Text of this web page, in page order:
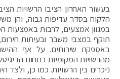
בעשור האחרון הציבו הרשויות
הלקוח בסדר עדיפות גבוה, והן
במגוון אמצעים, לרבות באמצעות
תוקף במצבי משבר ובעיתות
באספקת שירותים. על אף
מהרשויות המקומיות בתחום
ניכרים בין הרשויות. כמו כן, ולצד